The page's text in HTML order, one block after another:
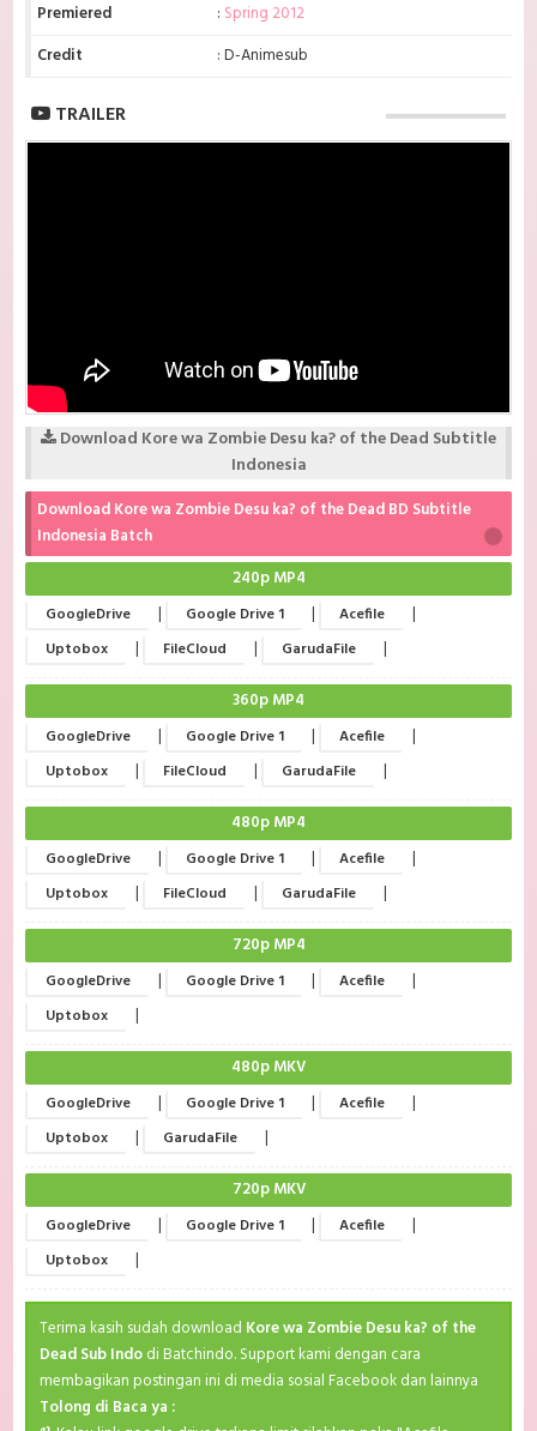
Premiered
: Spring 2012
Credit
: D-Animesub
TRAILER
Download Kore wa Zombie Desu ka? of the Dead Subtitle
Indonesia
Download Kore wa Zombie Desu ka? of the Dead BD Subtitle
Indonesia Batch
240p MP4
GoogleDrive | Google Drive 1 | Acefile |
Uptobox | FileCloud | GarudaFile |
360p MP4
GoogleDrive | Google Drive 1 | Acefile |
Uptobox | FileCloud | GarudaFile |
480p MP4
GoogleDrive | Google Drive 1 | Acefile |
Uptobox | FileCloud | GarudaFile |
720p MP4
GoogleDrive | Google Drive 1 | Acefile |
Uptobox |
480p MKV
GoogleDrive | Google Drive 1 | Acefile |
Uptobox | GarudaFile |
720p MKV
GoogleDrive | Google Drive 1 | Acefile |
Uptobox |
Terima kasih sudah download Kore wa Zombie Desu ka? of the
Dead Sub Indodi Batchindo. Support kami dengan cara
membagikan postingan ini di media sosial Facebook dan lainnya
Tolong di Baca ya :